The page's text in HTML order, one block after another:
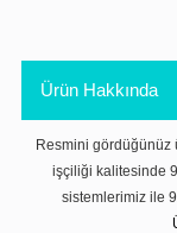
Ürün Hakkında
Resmini gördüğünüz
işçiliği kalitesinde
sistemlerimiz ile